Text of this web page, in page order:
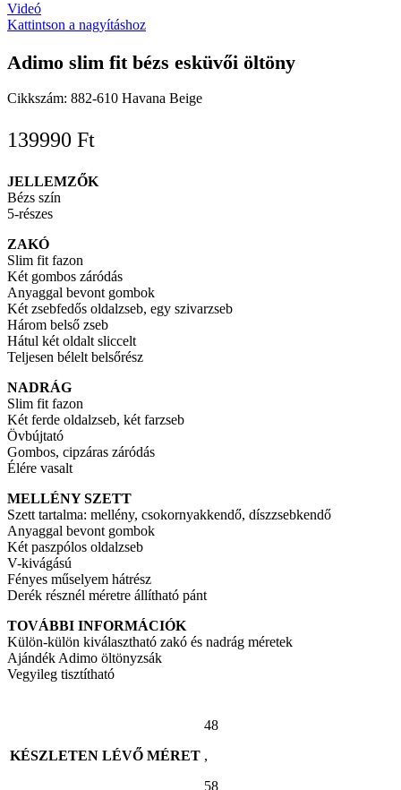
Videó
Kattintson a nagyításhoz
Adimo slim fit bézs esküvői öltöny
Cikkszám: 882-610 Havana Beige
139990 Ft
JELLEMZŐK
Bézs szín
5-részes
ZAKÓ
Slim fit fazon
Két gombos záródás
Anyaggal bevont gombok
Két zsebfedős oldalzseb, egy szivarzseb
Három belső zseb
Hátul két oldalt sliccelt
Teljesen bélelt belsőrész
NADRÁG
Slim fit fazon
Két ferde oldalzseb, két farzseb
Övbújtató
Gombos, cipzáras záródás
Élére vasalt
MELLÉNY SZETT
Szett tartalma: mellény, csokornyakkendő, díszzsebkendő
Anyaggal bevont gombok
Két paszpólos oldalzseb
V-kivágású
Fényes műselyem hátrész
Derék résznél méretre állítható pánt
TOVÁBBI INFORMÁCIÓK
Külön-külön kiválasztható zakó és nadrág méretek
Ajándék Adimo öltönyzsák
Vegyileg tisztítható
KÉSZLETEN LÉVŐ MÉRET
48
,
58